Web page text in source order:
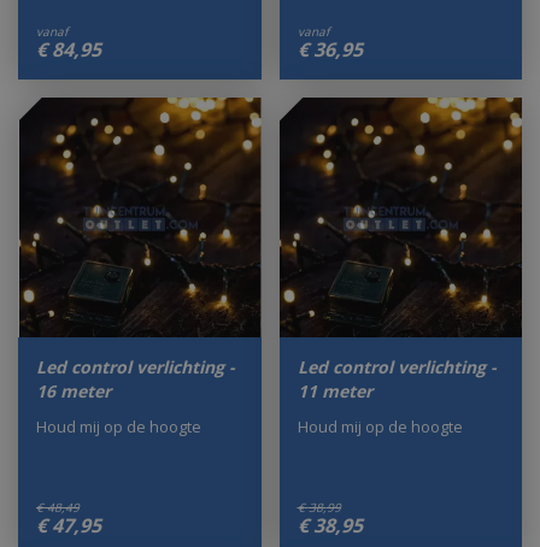
vanaf
€ 84,95
vanaf
€ 36,95
Led control verlichting -
16 meter
€ 48,49
€ 47,95
Houd mij op de hoogte
Led control verlichting -
11 meter
€ 38,99
€ 38,95
Houd mij op de hoogte